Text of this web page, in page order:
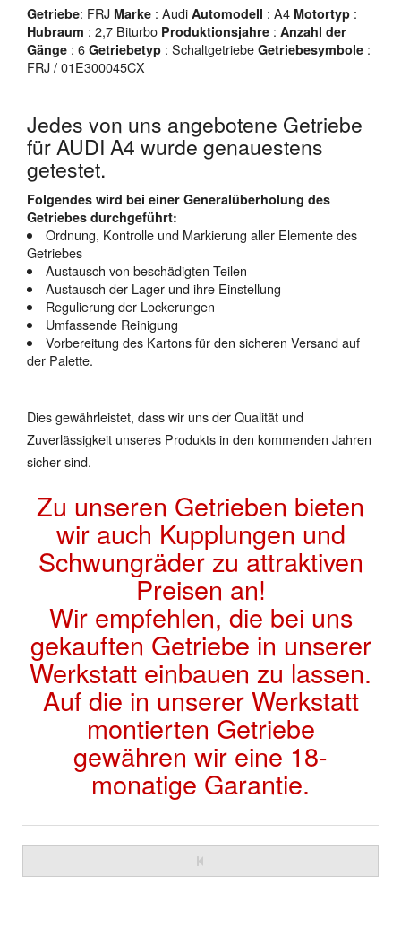
Getriebe: FRJ Marke : Audi Automodell : A4 Motortyp :
Hubraum : 2,7 Biturbo Produktionsjahre : Anzahl der
Gänge : 6 Getriebetyp : Schaltgetriebe Getriebesymbole :
FRJ / 01E300045CX
Jedes von uns angebotene Getriebe
für AUDI A4 wurde genauestens
getestet.
Folgendes wird bei einer Generalüberholung des
Getriebes durchgeführt:
Ordnung, Kontrolle und Markierung aller Elemente des
Getriebes
Austausch von beschädigten Teilen
Austausch der Lager und ihre Einstellung
Regulierung der Lockerungen
Umfassende Reinigung
Vorbereitung des Kartons für den sicheren Versand auf
der Palette.
Dies gewährleistet, dass wir uns der Qualität und
Zuverlässigkeit unseres Produkts in den kommenden Jahren
sicher sind.
Zu unseren Getrieben bieten
wir auch Kupplungen und
Schwungräder zu attraktiven
Preisen an!
Wir empfehlen, die bei uns
gekauften Getriebe in unserer
Werkstatt einbauen zu lassen.
Auf die in unserer Werkstatt
montierten Getriebe
gewähren wir eine 18-
monatige Garantie.